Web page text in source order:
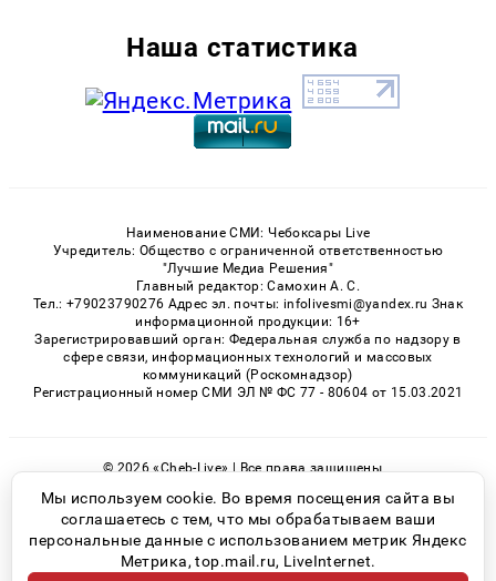
Наша статистика
Наименование СМИ: Чебоксары Live
Учредитель: Общество с ограниченной ответственностью
"Лучшие Медиа Решения"
Главный редактор: Самохин А. С.
Тел.: +79023790276 Адрес эл. почты: infolivesmi@yandex.ru Знак
информационной продукции: 16+
Зарегистрировавший орган: Федеральная служба по надзору в
сфере связи, информационных технологий и массовых
коммуникаций (Роскомнадзор)
Регистрационный номер СМИ ЭЛ № ФС 77 - 80604 от 15.03.2021
© 2026 «Cheb-Live» | Все права защищены
Возрастная категория сайта 16+
Политика конфиденциальности
Мы используем cookie. Во время посещения сайта вы
соглашаетесь с тем, что мы обрабатываем ваши
персональные данные с использованием метрик Яндекс
Метрика, top.mail.ru, LiveInternet.